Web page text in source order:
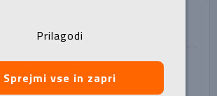
ThinkPad T14 G3
ThinkPad T14
Prilagodi
Sprejmi vse in zapri